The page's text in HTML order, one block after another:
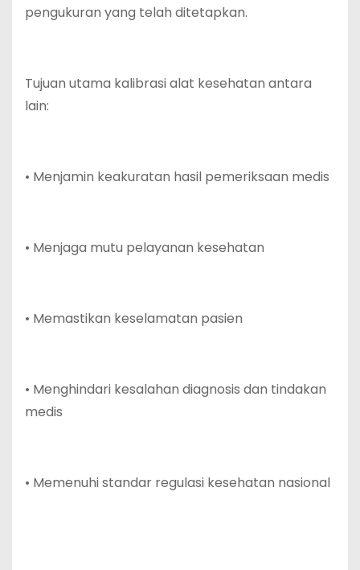
pengukuran yang telah ditetapkan.
Tujuan utama kalibrasi alat kesehatan antara
lain:
• Menjamin keakuratan hasil pemeriksaan medis
• Menjaga mutu pelayanan kesehatan
• Memastikan keselamatan pasien
• Menghindari kesalahan diagnosis dan tindakan
medis
• Memenuhi standar regulasi kesehatan nasional